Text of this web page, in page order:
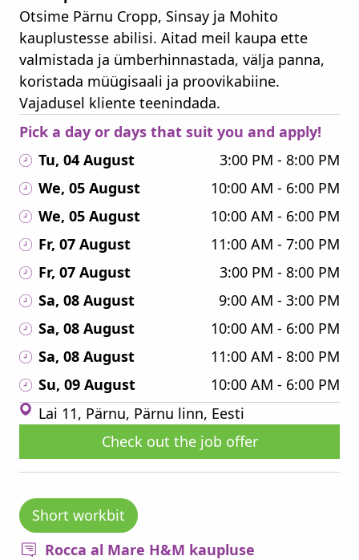
Otsime Pärnu Cropp, Sinsay ja Mohito
kauplustesse abilisi. Aitad meil kaupa ette
valmistada ja ümberhinnastada, välja panna,
koristada müügisaali ja proovikabiine.
Vajadusel kliente teenindada.
Pick a day or days that suit you and apply!
Tu, 04 August
3:00 PM - 8:00 PM
We, 05 August
10:00 AM - 6:00 PM
We, 05 August
10:00 AM - 6:00 PM
Fr, 07 August
11:00 AM - 7:00 PM
Fr, 07 August
3:00 PM - 8:00 PM
Sa, 08 August
9:00 AM - 3:00 PM
Sa, 08 August
10:00 AM - 6:00 PM
Sa, 08 August
11:00 AM - 8:00 PM
Su, 09 August
10:00 AM - 6:00 PM
Lai 11, Pärnu, Pärnu linn, Eesti
Check out the job offer
Short workbit
Rocca al Mare H&M kaupluse